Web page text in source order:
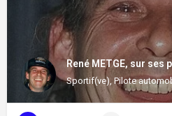
René METGE, sur ses
Sportif(ve), Pilote